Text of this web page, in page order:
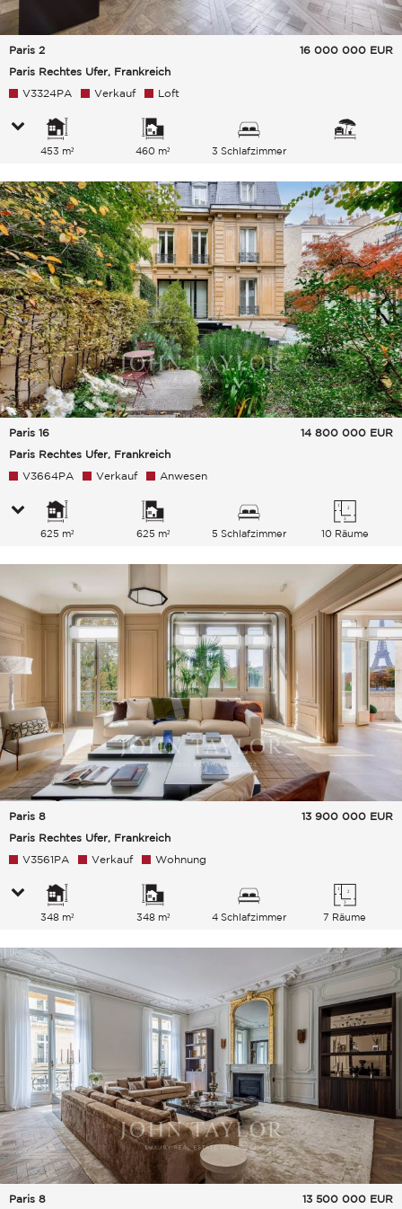
Paris 2
Paris Rechtes Ufer, Frankreich
16 000 000 EUR
V3324PA Verkauf Loft
453 m² 460 m² 3 Schlafzimmer
Paris 16
Paris Rechtes Ufer, Frankreich
14 800 000 EUR
V3664PA Verkauf Anwesen
625 m² 625 m² 5 Schlafzimmer 10 Räume
Paris 8
Paris Rechtes Ufer, Frankreich
13 900 000 EUR
V3561PA Verkauf Wohnung
348 m² 348 m² 4 Schlafzimmer 7 Räume
Paris 8 13 500 000 EUR